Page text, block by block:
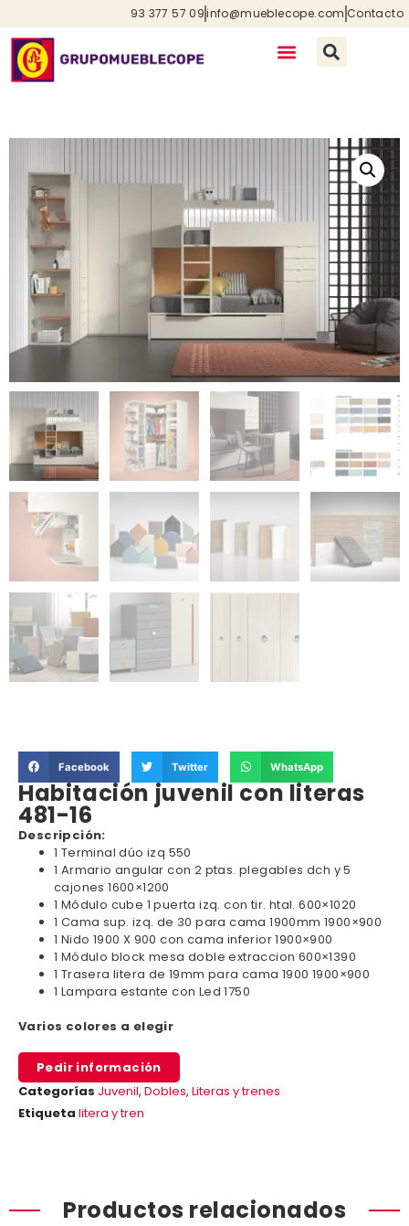
93 377 57 09info@mueblecope.com Contacto
Facebook Twitter WhatsApp
Habitación juvenil con literas
481-16
Descripción:
1 Terminal dúo izq 550
1 Armario angular con 2 ptas. plegables dch y 5
cajones 1600×1200
1 Módulo cube 1 puerta izq. con tir. htal. 600×1020
1 Cama sup. izq. de 30 para cama 1900mm 1900×900
1 Nido 1900 X 900 con cama inferior 1900×900
1 Módulo block mesa doble extraccion 600×1390
1 Trasera litera de 19mm para cama 1900 1900×900
1 Lampara estante con Led 1750
Varios colores a elegir
Pedir información
Categorías Juvenil, Dobles, Literas y trenes
Etiqueta litera y tren
Productos relacionados